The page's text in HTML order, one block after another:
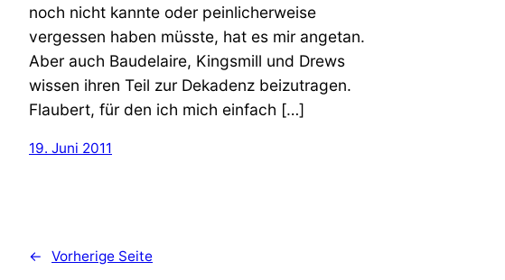
noch nicht kannte oder peinlicherweise
vergessen haben müsste, hat es mir angetan.
Aber auch Baudelaire, Kingsmill und Drews
wissen ihren Teil zur Dekadenz beizutragen.
Flaubert, für den ich mich einfach […]
19. Juni 2011
← Vorherige Seite